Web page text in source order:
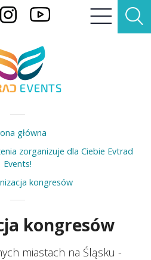
główna
zorganizuje dla Ciebie Evtrad
Events!
kongresów
kongresów
miastach na Śląsku -